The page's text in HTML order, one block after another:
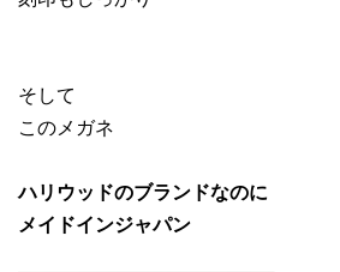
そして
このメガネ
ハリウッドのブランドなのに
メイドインジャパン